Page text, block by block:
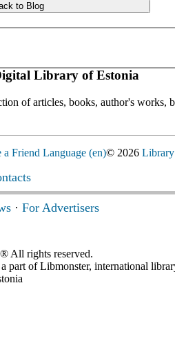
to Blog
Library of Estonia
of articles, books, author's
a Friend Language (en)© 2026
· For Advertisers
® All rights reserved.
part of Libmonster, international